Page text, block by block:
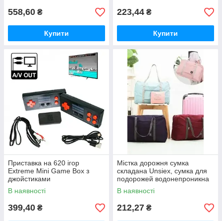
558,60 ₴
Купити
223,44 ₴
Купити
Приставка на 620 ігор
Extreme Mini Game Box з
джойстиками
В наявності
399,40 ₴
Містка дорожня сумка
складана Unsiex, сумка для
подорожей водонепроникна
на замку
В наявності
212,27 ₴